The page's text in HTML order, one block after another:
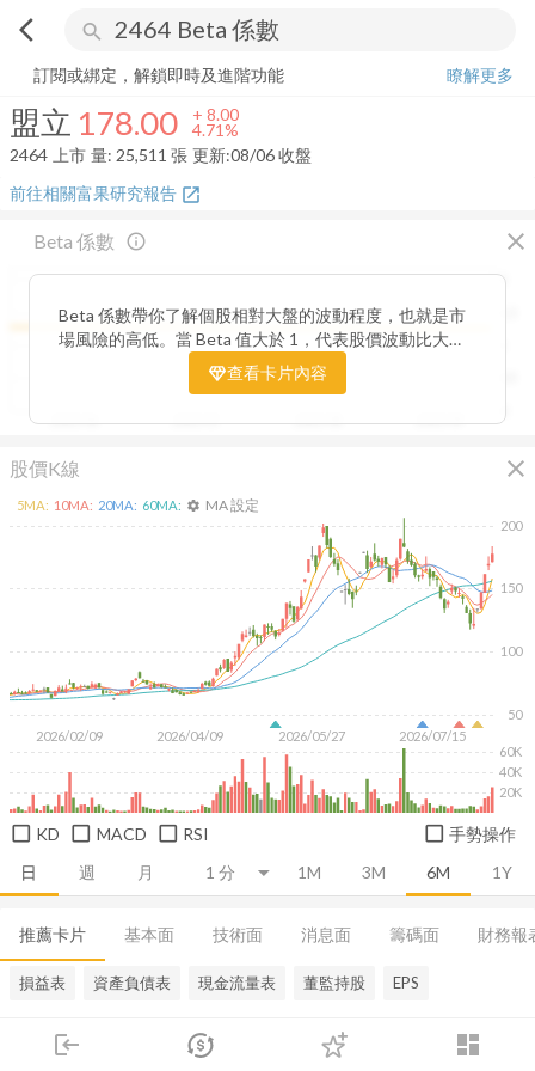
arrow_back_ios search
login dashboard
市場 登入
盟立 178.00 +4.71%
訂閱或綁定，解鎖即時及進階功能
瞭解更多
盟立 178.00 + 8.00
4.71%
2464 上市 量: 25,511 張 更新:08/06 收盤
前往相關富果研究報告 open_in_new
Beta 係數 close
info_outline
2
Beta 係數帶你了解個股相對大盤的波動程度，也就是市
場風險的高低。當 Beta 值大於 1，代表股價波動比大盤
更劇烈，屬於高風險高報酬型；若 Beta 值小於 1，則表
示波動相對穩定，抗跌性較強。透過觀察 Beta 值的變化
查看卡片內容
股價K線 close
日 週 月 1M 3M 6M 1Y
2026/02/09 2026/04/09 2026/05/27 2026/07/15
50
100
150
200
20K
40K
60K
5MA: 10MA: 20MA: 60MA: settings MA 設定
KD MACD RSI 手勢操作
推薦卡片 基本面 技術面 消息面 籌碼面 財務報
損益表 資產負債表 現金流量表 董監持股 EPS